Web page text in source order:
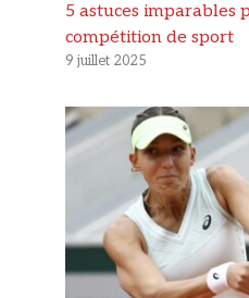
5 astuces imparables
compétition de sport
9 juillet 2025